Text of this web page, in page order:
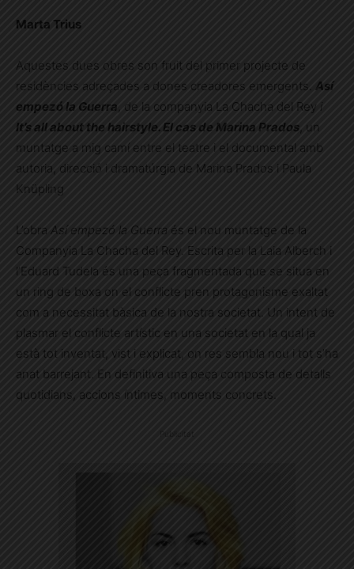
Marta Trius
Aquestes dues obres son fruit del primer projecte de
residències adreçades a dones creadores emergents. Así
empezó la Guerra , de la companyia La Chacha del Rey i
It’s all about the hairstyle. El cas de Marina Prados, un
muntatge a mig camí entre el teatre i el documental amb
autoria, direcció i dramatúrgia de Marina Prados i Paula
Knüpling
L’obra Así empezó la Guerra és el nou muntatge de la
Companyia La Chacha del Rey. Escrita per la Laia Alberch i
l’Eduard Tudela és una peça fragmentada que se situa en
un ring de boxa on el conflicte pren protagonisme exaltat
com a necessitat bàsica de la nostra societat. Un intent de
plasmar el conflicte artístic en una societat en la qual ja
està tot inventat, vist i explicat, on res sembla nou i tot s’ha
anat barrejant. En definitiva una peça composta de detalls
quotidians, accions íntimes, moments concrets.